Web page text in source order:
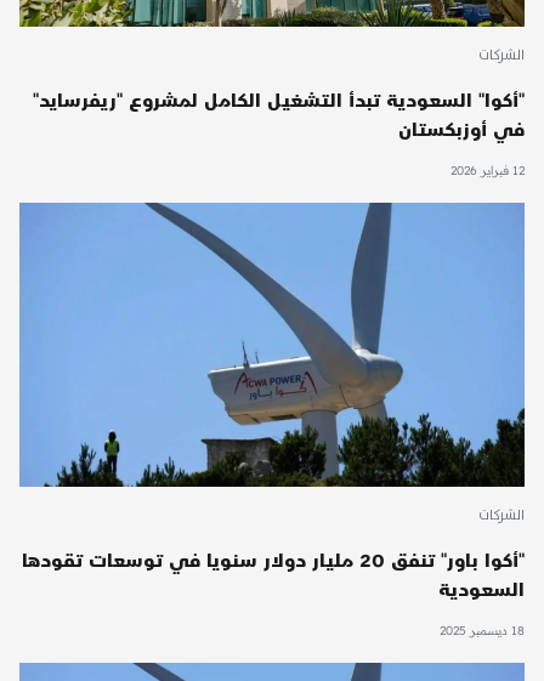
الشركات
"أكوا" السعودية تبدأ التشغيل الكامل لمشروع "ريفرسايد"
في أوزبكستان
12 فبراير 2026
الشركات
"أكوا باور" تنفق 20 مليار دولار سنويا في توسعات تقودها
السعودية
18 ديسمبر 2025